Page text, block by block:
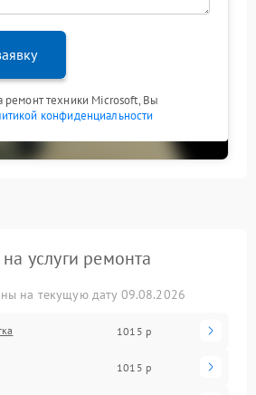
ремонт техники Microsoft, Вы
конфиденциальности
услуги ремонта
на текущую дату 09.08.2026
1015 р
1015 р